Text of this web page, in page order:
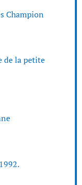
Champion
de la petite